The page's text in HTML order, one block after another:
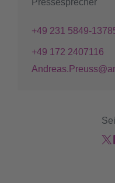
Pressesprecher
+49 231 5849-
+49 172 2407116